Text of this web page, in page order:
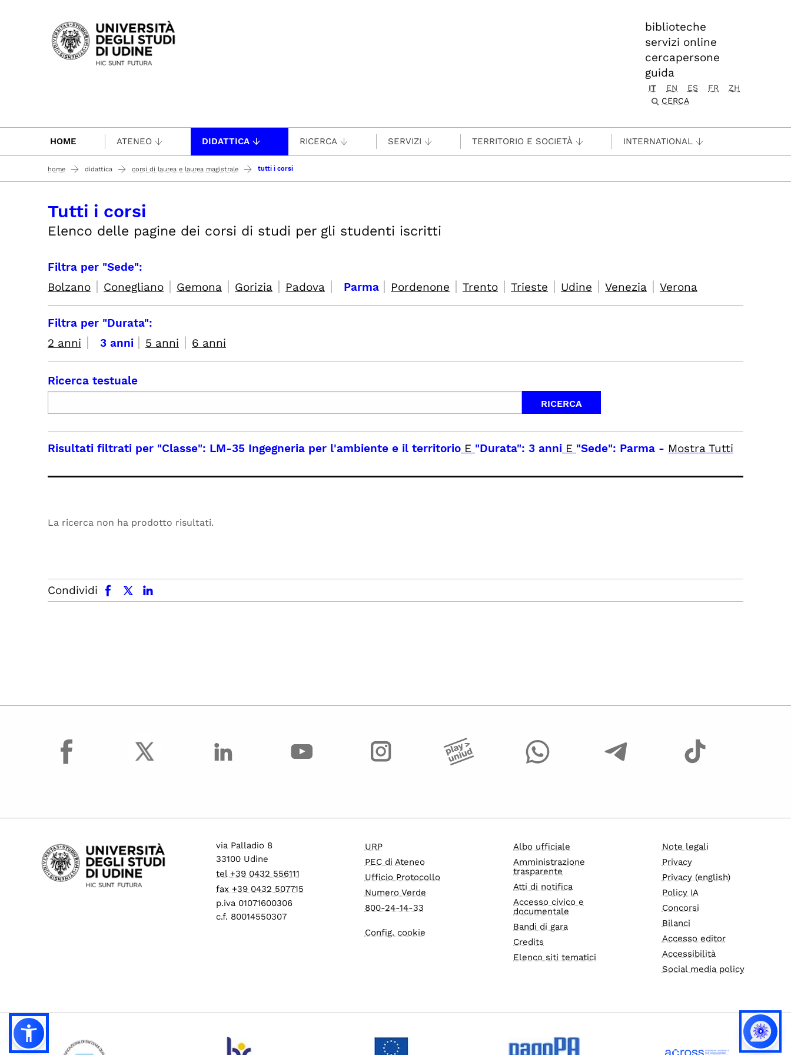
Passa al contenuto principale
biblioteche
servizi online
cercapersone
guida
IT EN ES FR
ZH
CERCA
HOME ATENEO DIDATTICA RICERCA SERVIZI TERRITORIO E SOCIETÀ INTERNATIONAL
home didattica corsi di laurea e laurea magistrale tutti i corsi
Tutti i corsi
Elenco delle pagine dei corsi di studi per gli studenti iscritti
Filtra per "Sede":
Bolzano | Conegliano | Gemona | Gorizia | Padova | Parma | Pordenone | Trento | Trieste | Udine | Venezia | Verona
Filtra per "Durata":
2 anni | 3 anni | 5 anni | 6 anni
Ricerca testuale
Risultati filtrati per "Classe": LM-35 Ingegneria per l'ambiente e il territorio E "Durata": 3 anni E "Sede": Parma - Mostra Tutti
La ricerca non ha prodotto risultati.
Condividi
facebook x.com linkedin
facebook
via Palladio 8
33100 Udine
tel +39 0432 556111
fax +39 0432 507715
p.iva 01071600306
c.f. 80014550307
URP
PEC di Ateneo
Ufficio Protocollo
Numero Verde
800-24-14-33
Config. cookie
Albo ufficiale
Amministrazione
trasparente
Atti di notifica
Accesso civico e
documentale
Bandi di gara
Credits
Elenco siti tematici
Note legali
Privacy
Privacy (english)
Policy IA
Concorsi
Bilanci
Accesso editor
Accessibilità
Social media policy